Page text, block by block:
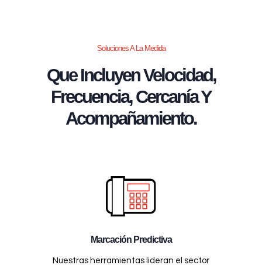
Soluciones A La Medida
Que Incluyen Velocidad,
Frecuencia, Cercanía Y
Acompañamiento.
Marcación Predictiva
Nuestras herramientas lideran el sector